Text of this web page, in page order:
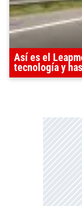
Así es el
tecnología y